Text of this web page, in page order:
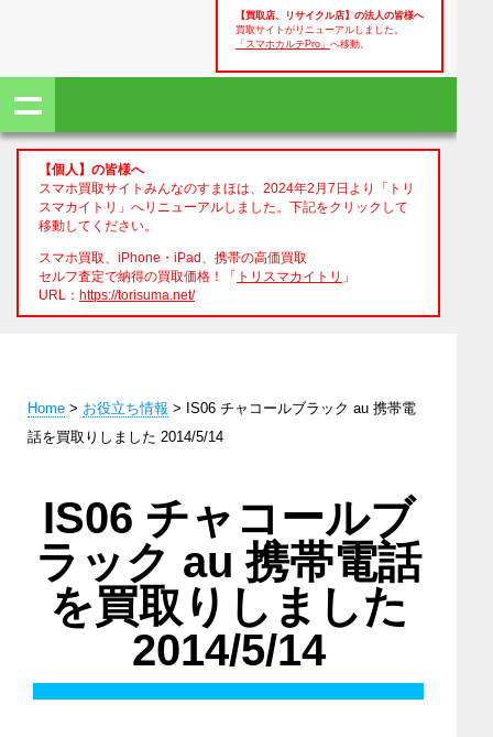
【買取店、リサイクル店】の法人の皆様へ
買取サイトがリニューアルしました。
「スマホカルテPro」 へ移動。
【個人】の皆様へ
スマホ買取サイトみんなのすまほは、2024年2月7日より「トリ
スマカイトリ」へリニューアルしました。下記をクリックして
移動してください。
スマホ買取、iPhone・iPad、携帯の高価買取
セルフ査定で納得の買取価格！「 トリスマカイトリ 」
URL： https://torisuma.net/
Home > お役立ち情報 > IS06 チャコールブラック au 携帯電
話を買取りしました 2014/5/14
IS06 チャコールブ
ラック au 携帯電話
を買取りしました
2014/5/14